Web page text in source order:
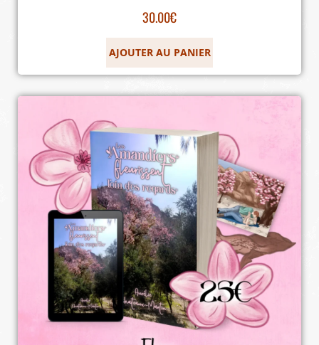
30.00€
AJOUTER AU PANIER